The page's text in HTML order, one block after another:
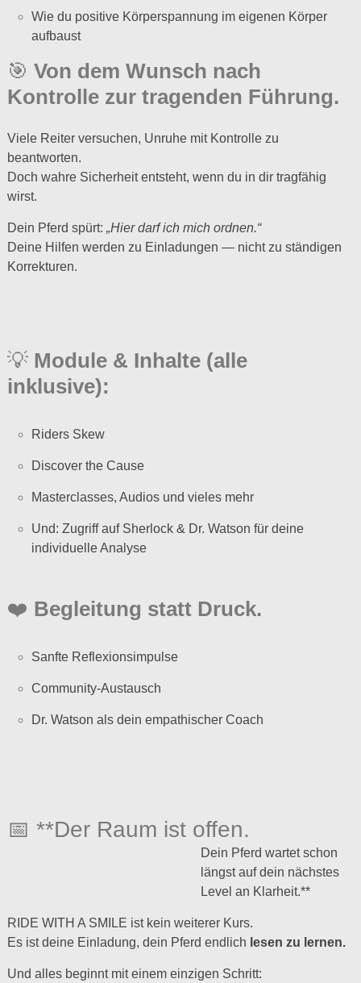
Wie du positive Körperspannung im eigenen Körper
aufbaust
🎯 Von dem Wunsch nach
Kontrolle zur tragenden Führung.
Viele Reiter versuchen, Unruhe mit Kontrolle zu
beantworten.
Doch wahre Sicherheit entsteht, wenn du in dir tragfähig
wirst.
Dein Pferd spürt: „Hier darf ich mich ordnen.“
Deine Hilfen werden zu Einladungen — nicht zu ständigen
Korrekturen.
💡 Module & Inhalte (alle
inklusive):
Riders Skew
Discover the Cause
Masterclasses, Audios und vieles mehr
Und: Zugriff auf Sherlock & Dr. Watson für deine
individuelle Analyse
❤️ Begleitung statt Druck.
Sanfte Reflexionsimpulse
Community-Austausch
Dr. Watson als dein empathischer Coach
📅 **Der Raum ist offen.
Dein Pferd wartet schon
längst auf dein nächstes
Level an Klarheit.**
RIDE WITH A SMILE ist kein weiterer Kurs.
Es ist deine Einladung, dein Pferd endlich lesen zu lernen.
Und alles beginnt mit einem einzigen Schritt: